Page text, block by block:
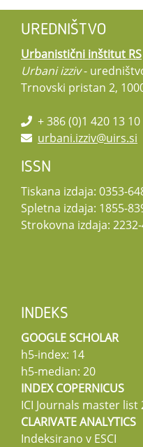
UREDNIŠTVO
Urbanistični inštitut RS
Urbani izziv-
Trnovski pristan 2,
+ 386 (0)1 420 13 10
urbani.izziv@uirs.si
ISSN
Tiskana izdaja: 0353-
Spletna izdaja: 1855-
Strokovna izdaja:
INDEKS
GOOGLE SCHOLAR
h5-index: 14
h5-median: 20
INDEX COPERNICUS
ICI Journals master list
CLARIVATE ANALYTICS
Indeksirano v ESCI